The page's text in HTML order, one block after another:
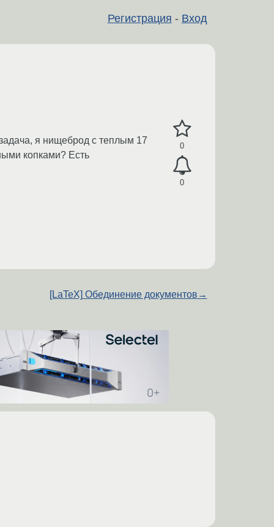
Регистрация - Вход
0
0
я нищеброд с теплым 17
копками? Есть
[LaTeX] Обединение документов →